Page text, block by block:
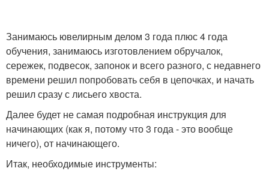
Занимаюсь ювелирным делом 3 года плюс 4 года
обучения, занимаюсь изготовлением обручалок,
сережек, подвесок, запонок и всего разного, с недавнего
времени решил попробовать себя в цепочках, и начать
решил сразу с лисьего хвоста.
Далее будет не самая подробная инструкция для
начинающих (как я, потому что 3 года - это вообще
ничего), от начинающего.
Итак, необходимые инструменты: